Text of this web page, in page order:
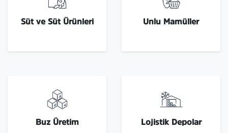
Süt ve Süt Ürünleri Unlu Mamüller
Buz Üretim Lojistik Depolar